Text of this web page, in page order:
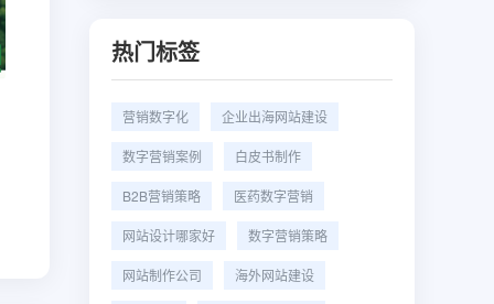
热门标签
营销数字化 企业出海网站建设
数字营销案例 白皮书制作
B2B营销策略 医药数字营销
网站设计哪家好 数字营销策略
网站制作公司 海外网站建设